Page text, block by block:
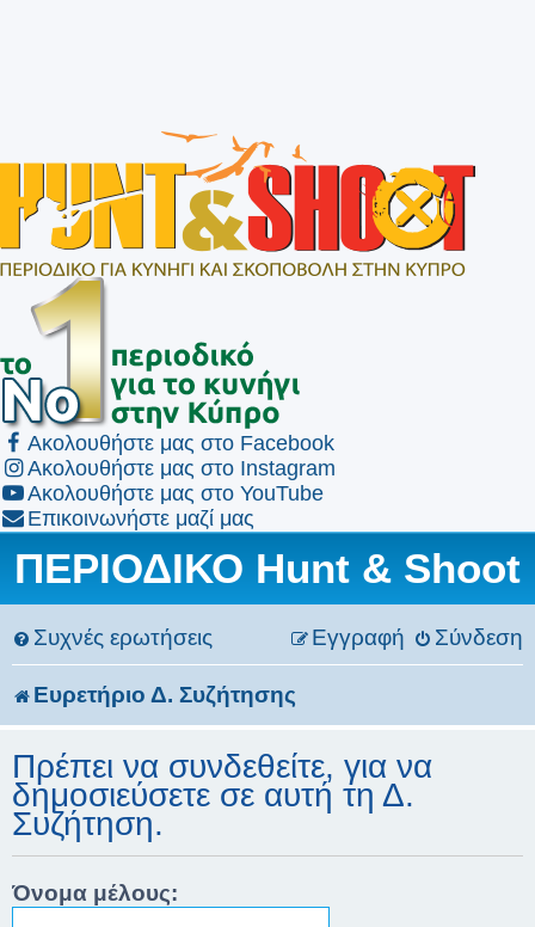
Ακολουθήστε μας στο Facebook
Ακολουθήστε μας στο Instagram
Ακολουθήστε μας στο YouTube
Επικοινωνήστε μαζί μας
ΠΕΡΙΟΔΙΚΟ Hunt & Shoot
Συχνές ερωτήσεις Σύνδεση
Εγγραφή
Ευρετήριο Δ. Συζήτησης
Πρέπει να συνδεθείτε, για να
δημοσιεύσετε σε αυτή τη Δ.
Συζήτηση.
Όνομα μέλους: